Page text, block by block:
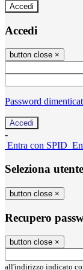
Accedi
Accedi
button close ×
Password
-
Entra con SPID
Seleziona utente
button close ×
Recupero
button close ×
all'indirizzo indicato